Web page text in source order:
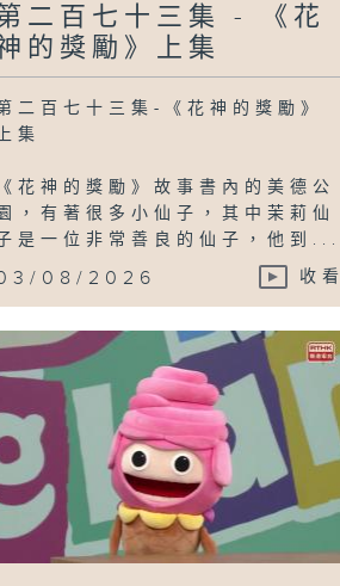
二百七十三集 - 《花
的獎勵》上集
二百七十三集-《花神的獎勵》
集
花神的獎勵》故事書內的美德公
，有著很多小仙子，其中茉莉仙
是一位非常善良的仙子，他到...
08/2026 收看